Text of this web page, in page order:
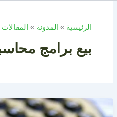
الرئيسية المدونة المقالات
بيع برامج